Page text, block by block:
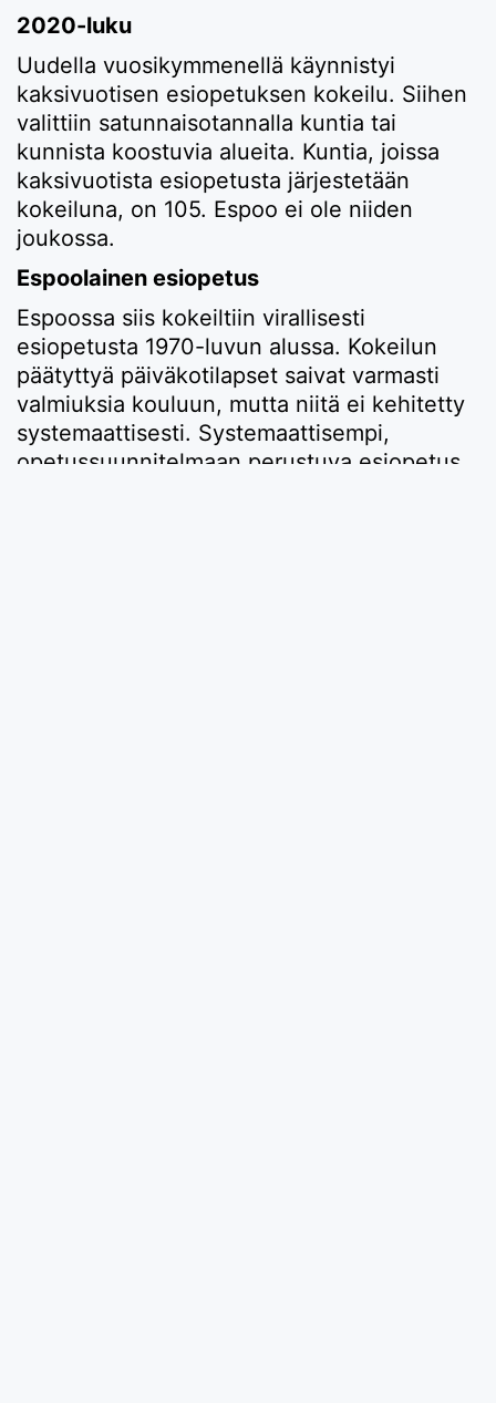
2020-luku
Uudella vuosikymmenellä käynnistyi
kaksivuotisen esiopetuksen kokeilu. Siihen
valittiin satunnaisotannalla kuntia tai
kunnista koostuvia alueita. Kuntia, joissa
kaksivuotista esiopetusta järjestetään
kokeiluna, on 105. Espoo ei ole niiden
joukossa.
Espoolainen esiopetus
Espoossa siis kokeiltiin virallisesti
esiopetusta 1970-luvun alussa. Kokeilun
päätyttyä päiväkotilapset saivat varmasti
valmiuksia kouluun, mutta niitä ei kehitetty
systemaattisesti. Systemaattisempi,
opetussuunnitelmaan perustuva esiopetus